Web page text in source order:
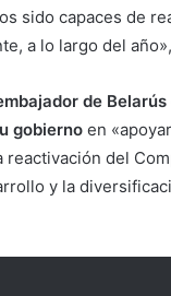
sido capaces de
a lo largo del
de
gobierno en
del
y la